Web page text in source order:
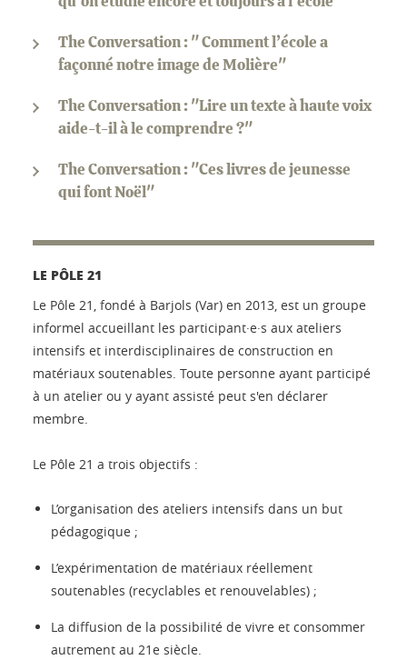
The Conversation : " Comment l’école a
façonné notre image de Molière"
The Conversation : "Lire un texte à haute voix
aide-t-il à le comprendre ?"
The Conversation : "Ces livres de jeunesse
qui font Noël"
LE PÔLE 21
Le Pôle 21, fondé à Barjols (Var) en 2013, est un groupe
informel accueillant les participant·e·s aux ateliers
intensifs et interdisciplinaires de construction en
matériaux soutenables. Toute personne ayant participé
à un atelier ou y ayant assisté peut s'en déclarer
membre.
Le Pôle 21 a trois objectifs :
L’organisation des ateliers intensifs dans un but
pédagogique ;
L’expérimentation de matériaux réellement
soutenables (recyclables et renouvelables) ;
La diffusion de la possibilité de vivre et consommer
autrement au 21e siècle.